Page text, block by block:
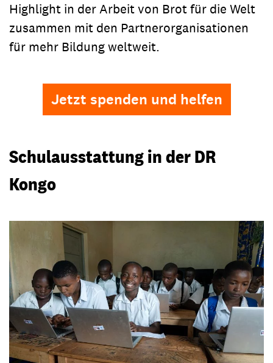
Highlight in der Arbeit von Brot für die Welt
zusammen mit den Partnerorganisationen
für mehr Bildung weltweit.
Jetzt spenden und helfen
Schulausstattung in der DR
Kongo